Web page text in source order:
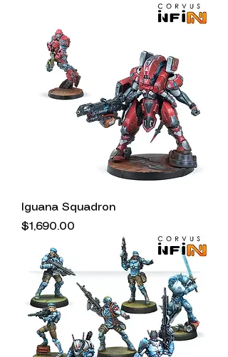
Iguana Squadron
Precio
$1,690.00